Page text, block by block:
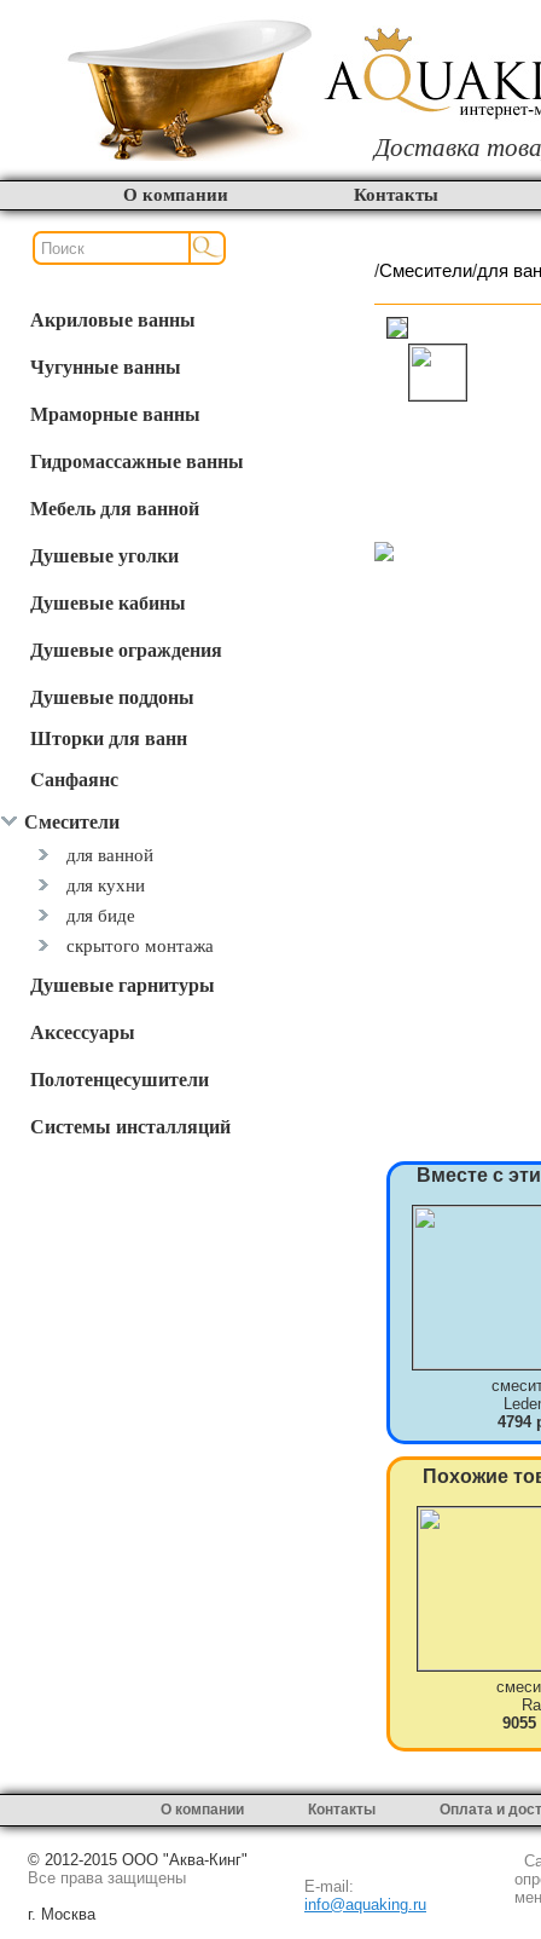
Доставка
О компании Контакты
Акриловые ванны
Чугунные ванны
Мраморные ванны
Гидромассажные ванны
Мебель для ванной
Душевые уголки
Душевые кабины
Душевые ограждения
Душевые поддоны
Шторки для ванн
Cанфаянс
Смесители
для ванной
для кухни
для биде
скрытого монтажа
Душевые гарнитуры
Аксессуары
Полотенцесушители
Системы инсталляций
/Смесители/для
Вместе с
4794
Похожие
9055
О компании Контакты Оплата и
© 2012-2015 ООО "Аква-Кинг"
Все права защищены
г. Москва
E-mail:
info@aquaking.ru